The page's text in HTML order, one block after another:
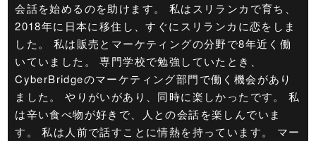
会話を始めるのを助けます。 私はスリランカで育ち、
2018年に日本に移住し、すぐにスリランカに恋をしま
した。 私は販売とマーケティングの分野で8年近く働
いていました。 専門学校で勉強していたとき、
CyberBridgeのマーケティング部門で働く機会があり
ました。 やりがいがあり、同時に楽しかったです。 私
は辛い食べ物が好きで、人との会話を楽しんでいま
す。 私は人前で話すことに情熱を持っています。 マー